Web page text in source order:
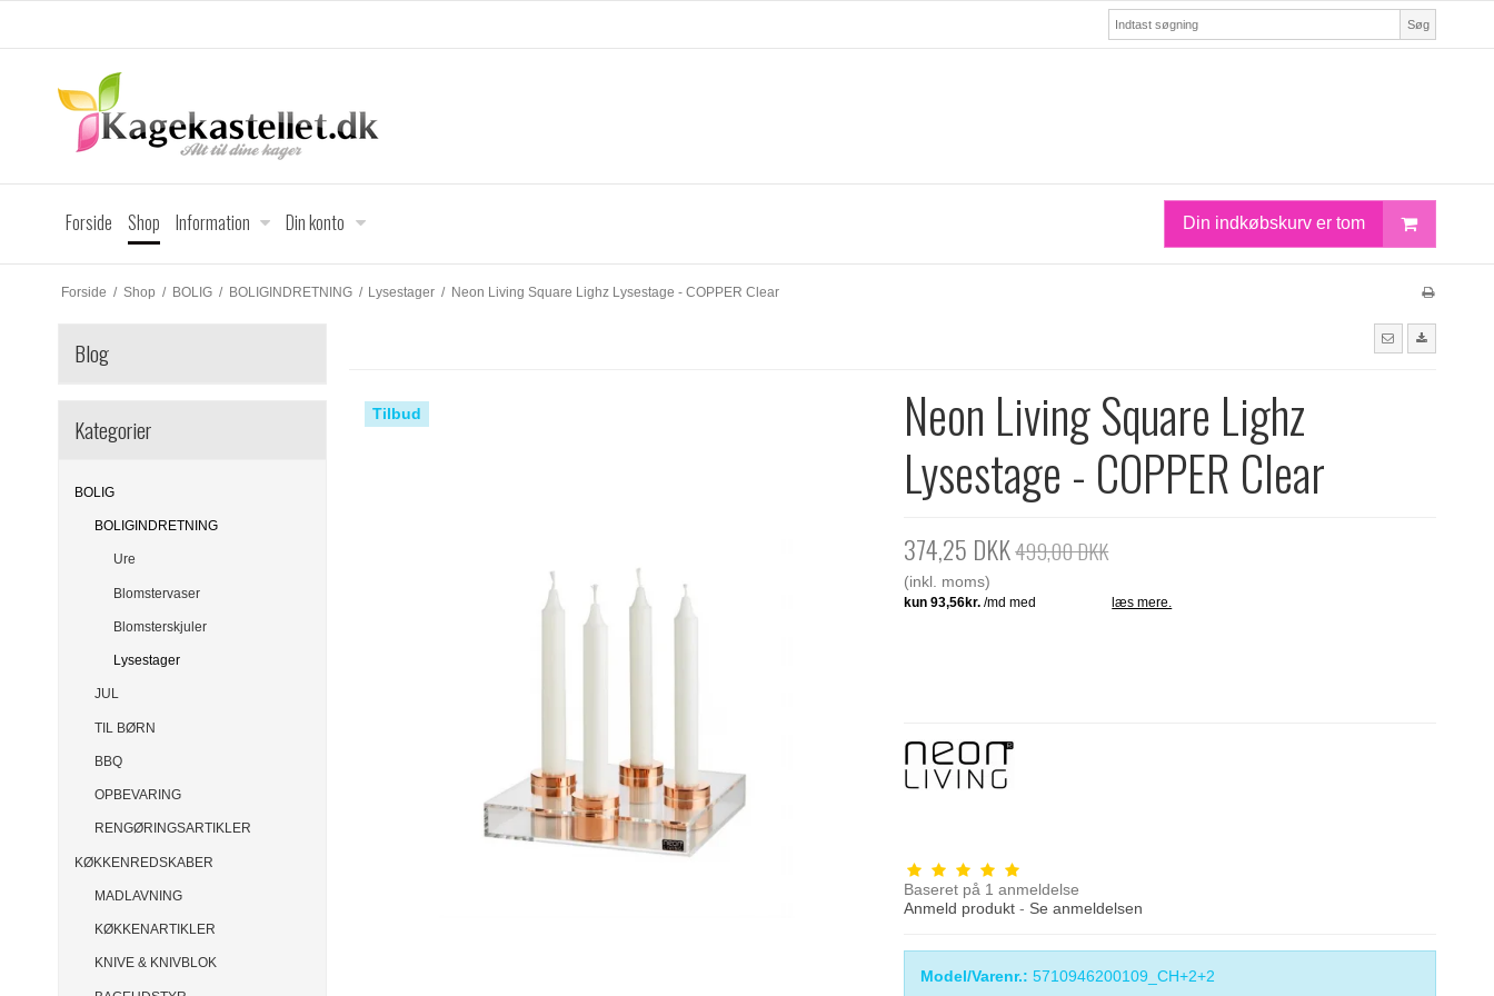
Søg
Forside Shop Information Din konto Din indkøbskurv er tom
Forside / Shop / BOLIG / BOLIGINDRETNING / Lysestager / Neon Living Square Lighz Lysestage - COPPER Clear
Blog
Kategorier
BOLIG
BOLIGINDRETNING
Ure
Blomstervaser
Blomsterskjuler
Lysestager
JUL
TIL BØRN
BBQ
OPBEVARING
RENGØRINGSARTIKLER
KØKKENREDSKABER
MADLAVNING
KØKKENARTIKLER
KNIVE & KNIVBLOK
Tilbud
Neon Living Square Lighz
Lysestage - COPPER Clear
374,25 DKK499,00 DKK
(inkl. moms)
Baseret på 1 anmeldelse
Anmeld produkt - Se anmeldelsen
Model/Varenr.: 5710946200109_CH+2+2